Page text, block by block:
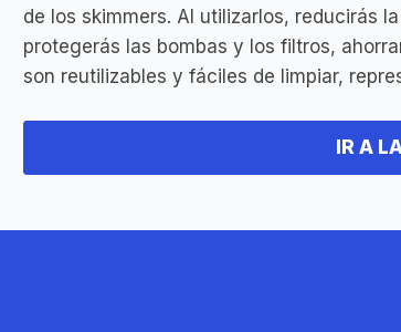
de los skimmers. Al utilizarlos, reducirás
protegerás las bombas y los filtros,
son reutilizables y fáciles de limpiar,
IR A